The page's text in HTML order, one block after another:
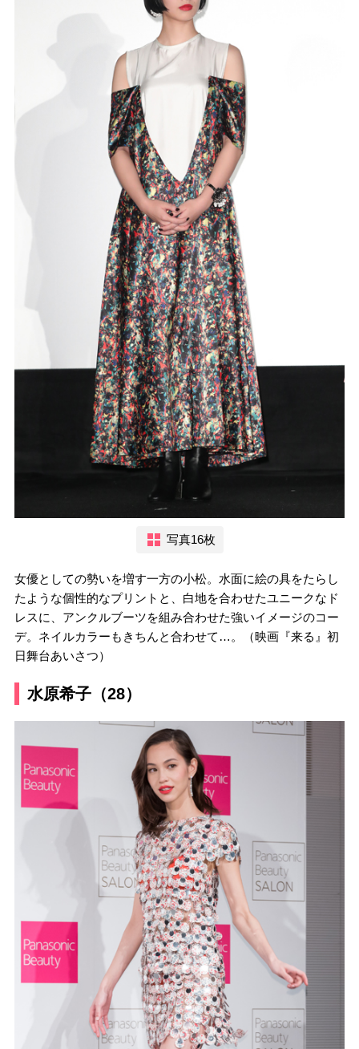
写真16枚
女優としての勢いを増す一方の小松。水面に絵の具をたらし
たような個性的なプリントと、白地を合わせたユニークなド
レスに、アンクルブーツを組み合わせた強いイメージのコー
デ。ネイルカラーもきちんと合わせて…。（映画『来る』初
日舞台あいさつ）
水原希子（28）